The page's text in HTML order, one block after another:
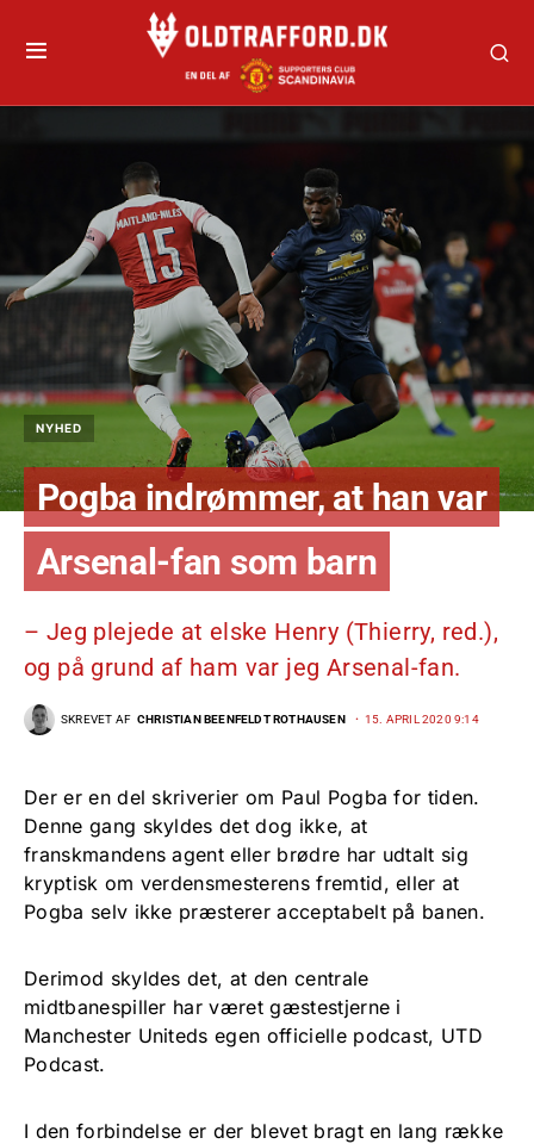
NYHED
Pogba indrømmer, at han var
Arsenal-fan som barn
– Jeg plejede at elske Henry (Thierry, red.),
og på grund af ham var jeg Arsenal-fan.
SKREVET AF CHRISTIAN BEENFELDT ROTHAUSEN 15. APRIL 2020 9:14
Der er en del skriverier om Paul Pogba for tiden.
Denne gang skyldes det dog ikke, at
franskmandens agent eller brødre har udtalt sig
kryptisk om verdensmesterens fremtid, eller at
Pogba selv ikke præsterer acceptabelt på banen.
Derimod skyldes det, at den centrale
midtbanespiller har været gæstestjerne i
Manchester Uniteds egen officielle podcast, UTD
Podcast.
I den forbindelse er der blevet bragt en lang række